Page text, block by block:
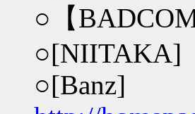
○【
○[Banz]